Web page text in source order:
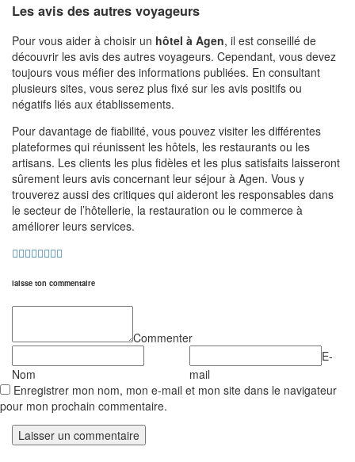
Les avis des autres voyageurs
Pour vous aider à choisir un hôtel à Agen, il est conseillé de
découvrir les avis des autres voyageurs. Cependant, vous devez
toujours vous méfier des informations publiées. En consultant
plusieurs sites, vous serez plus fixé sur les avis positifs ou
négatifs liés aux établissements.
Pour davantage de fiabilité, vous pouvez visiter les différentes
plateformes qui réunissent les hôtels, les restaurants ou les
artisans. Les clients les plus fidèles et les plus satisfaits laisseront
sûrement leurs avis concernant leur séjour à Agen. Vous y
trouverez aussi des critiques qui aideront les responsables dans
le secteur de l’hôtellerie, la restauration ou le commerce à
améliorer leurs services.
laisse ton commentaire
Commenter
Nom
E-
mail
Enregistrer mon nom, mon e-mail et mon site dans le navigateur
pour mon prochain commentaire.